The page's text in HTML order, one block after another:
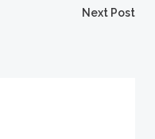
Next Post